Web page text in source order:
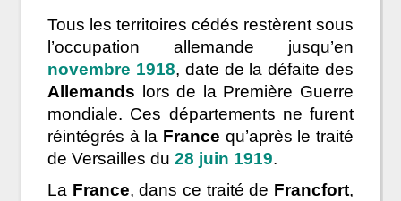
Tous les territoires cédés restèrent sous
l’occupation allemande jusqu’en
novembre 1918, date de la défaite des
Allemands lors de la Première Guerre
mondiale. Ces départements ne furent
réintégrés à la France qu’après le traité
de Versailles du 28 juin 1919.
La France, dans ce traité de Francfort,